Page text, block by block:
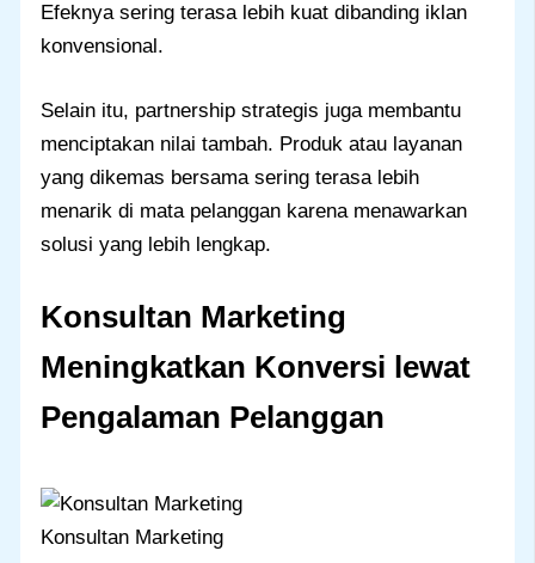
Efeknya sering terasa lebih kuat dibanding iklan
konvensional.
Selain itu, partnership strategis juga membantu
menciptakan nilai tambah. Produk atau layanan
yang dikemas bersama sering terasa lebih
menarik di mata pelanggan karena menawarkan
solusi yang lebih lengkap.
Konsultan Marketing
Meningkatkan Konversi lewat
Pengalaman Pelanggan
Konsultan Marketing